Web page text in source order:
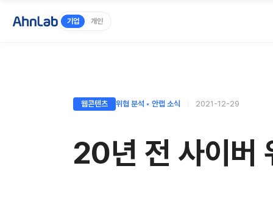
기업 개인
웹콘텐츠 위협 분석 ◦ 안랩 소식 2021-12-29
20년 전 사이버